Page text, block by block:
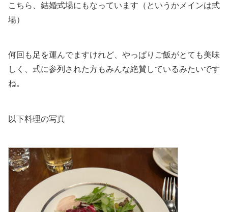
こちら、結婚式場にもなっています（というかメインは式
場）
何回も足を運んでますけれど、やっぱりご飯がとても美味
しく、式に参列された方もみんな絶賛しているみたいです
ね。
以下料理の写真